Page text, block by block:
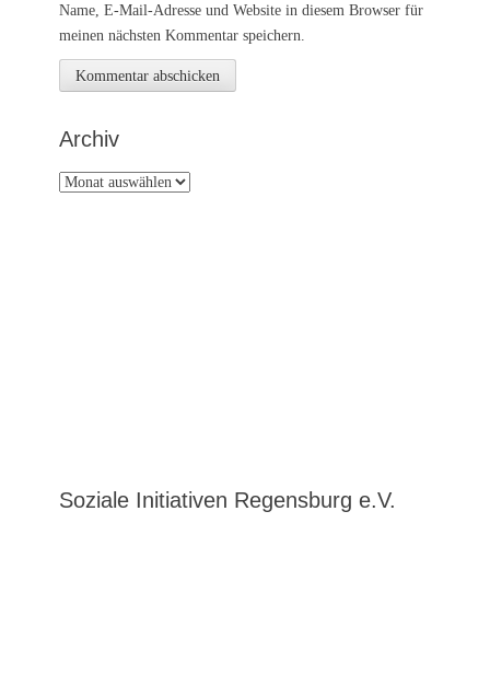
Name, E-Mail-Adresse und Website in diesem Browser für
meinen nächsten Kommentar speichern.
Archiv
Archiv
Soziale Initiativen Regensburg e.V.